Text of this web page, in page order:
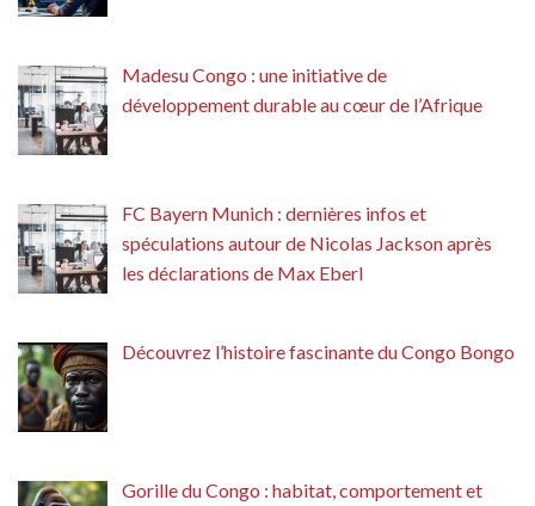
Madesu Congo : une initiative de
développement durable au cœur de l’Afrique
FC Bayern Munich : dernières infos et
spéculations autour de Nicolas Jackson après
les déclarations de Max Eberl
Découvrez l’histoire fascinante du Congo Bongo
Gorille du Congo : habitat, comportement et